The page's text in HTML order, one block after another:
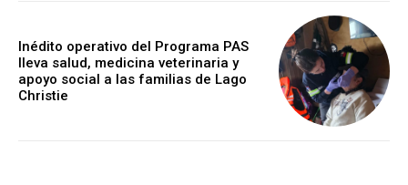
Inédito operativo del Programa PAS
lleva salud, medicina veterinaria y
apoyo social a las familias de Lago
Christie